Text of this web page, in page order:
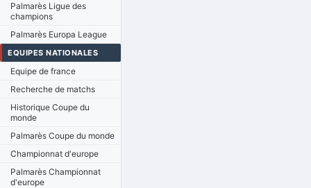
Palmarès Ligue des
champions
Palmarès Europa League
EQUIPES NATIONALES
Equipe de france
Recherche de matchs
Historique Coupe du
monde
Palmarès Coupe du monde
Championnat d'europe
Palmarès Championnat
d'europe